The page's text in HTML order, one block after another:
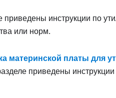
приведены инструкции по
или норм.
материнской платы для
приведены